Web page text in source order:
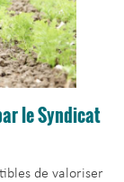
le Syndicat
de valoriser